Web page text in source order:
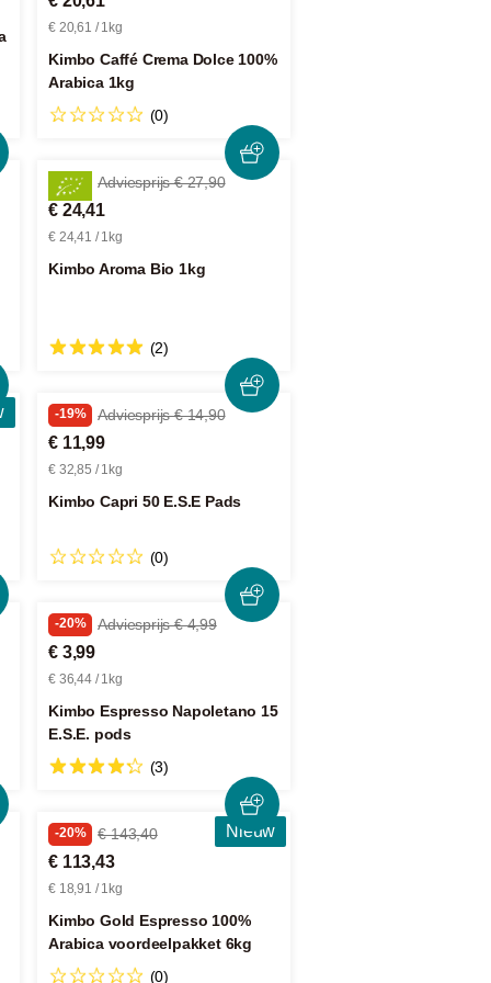
€ 20,61 / 1kg
Kimbo Caffé Crema Dolce 100%
Arabica 1kg
(0)
-12% Adviesprijs € 27,90
€ 24,41
€ 24,41 / 1kg
Kimbo Aroma Bio 1kg
(2)
-19% Adviesprijs € 14,90
€ 11,99
€ 32,85 / 1kg
Kimbo Capri 50 E.S.E Pads
(0)
-20% Adviesprijs € 4,99
€ 3,99
€ 36,44 / 1kg
Kimbo Espresso Napoletano 15
E.S.E. pods
(3)
Nieuw
-20% € 143,40
€ 113,43
€ 18,91 / 1kg
Kimbo Gold Espresso 100%
Arabica voordeelpakket 6kg
(0)